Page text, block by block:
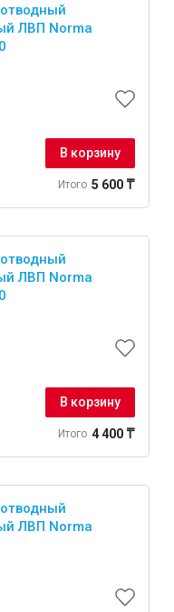
ЛВП Norma
В корзину
Итого 5 600 ₸
ЛВП Norma
В корзину
Итого 4 400 ₸
ЛВП Norma